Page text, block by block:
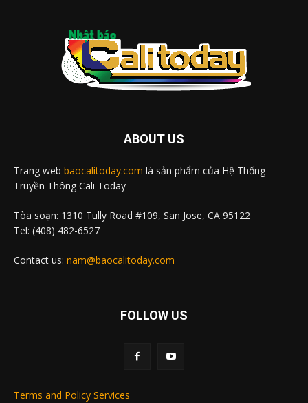
ABOUT US
Trang web baocalitoday.com là sản phẩm của Hệ Thống
Truyền Thông Cali Today
Tòa soạn: 1310 Tully Road #109, San Jose, CA 95122
Tel: (408) 482-6527
Contact us: nam@baocalitoday.com
FOLLOW US
Terms and Policy Services